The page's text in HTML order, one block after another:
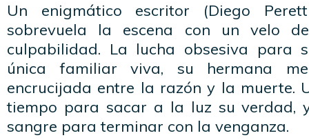
Un enigmático escritor (Diego
sobrevuela la escena con un velo
culpabilidad. La lucha obsesiva para
única familiar viva, su hermana
encrucijada entre la razón y la muerte.
tiempo para sacar a la luz su verdad,
sangre para terminar con la venganza.